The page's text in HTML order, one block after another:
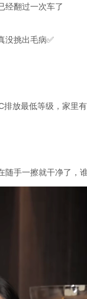
经翻过一次车了
没挑出毛病✅
排放最低等级，家里
随手一擦就干净了，